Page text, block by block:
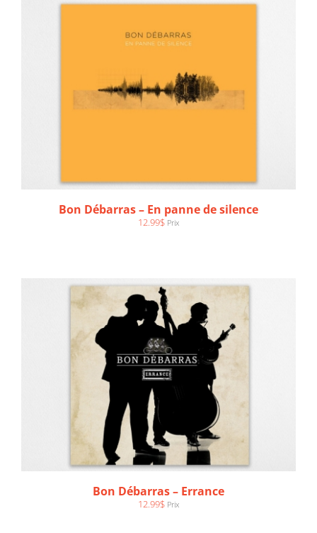
Bon Débarras – En panne de silence
12.99$ Prix
AJOUTER AU PANIER / DÉTAILS
Bon Débarras – Errance
12.99$ Prix
AJOUTER AU PANIER / DÉTAILS